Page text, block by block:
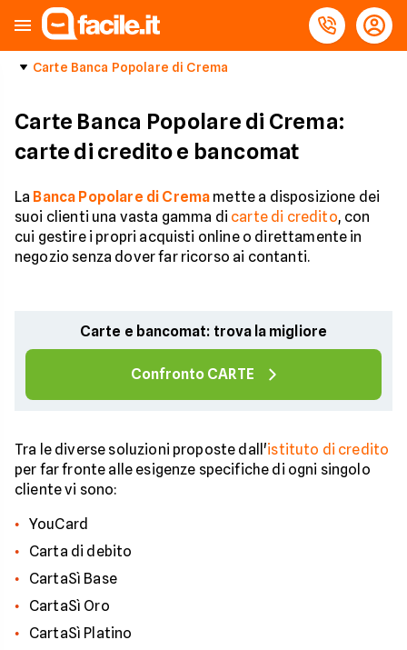
Carte Banca Popolare di Crema
Carte Banca Popolare di Crema:
carte di credito e bancomat
La Banca Popolare di Crema mette a disposizione dei
suoi clienti una vasta gamma di carte di credito, con
cui gestire i propri acquisti online o direttamente in
negozio senza dover far ricorso ai contanti.
Carte e bancomat: trova la migliore
Confronto CARTE
Tra le diverse soluzioni proposte dall'istituto di credito
per far fronte alle esigenze specifiche di ogni singolo
cliente vi sono:
YouCard
Carta di debito
CartaSì Base
CartaSì Oro
CartaSì Platino